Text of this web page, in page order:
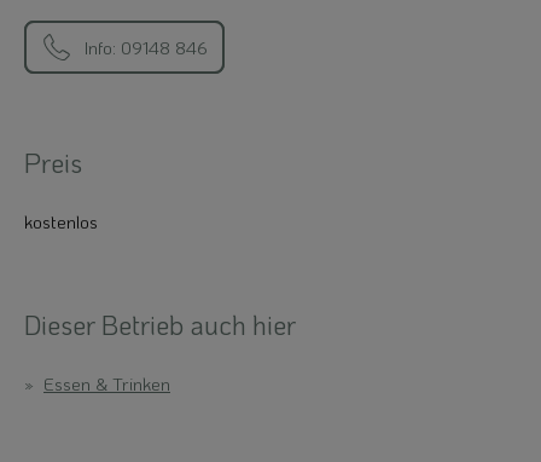
Info: 09148 846
Preis
kostenlos
Dieser Betrieb auch hier
Essen & Trinken